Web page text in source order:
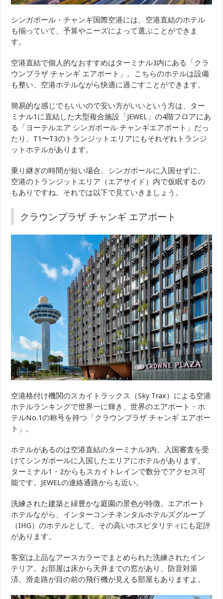
シンガポール・チャンギ国際空港には、空港直結のホテル
も揃っていて、予算やニーズによって選ぶことができま
す。
空港直結で個人的なおすすめはターミナル3内にある「クラ
ウンプラザ チャンギ エアポート」。こちらのホテルは設備
も整い、空港ホテルながら快適に過ごすことができます。
簡易的な感じでもいいので安い方がいいという方は、ター
ミナル1に直結した大型複合施設「JEWEL」の4階フロアにあ
る「ヨーテルエア シンガポール チャンギエアポート」だっ
たり、T1〜T3のトランジットエリアにもそれぞれトランジ
ットホテルがあります。
乗り継ぎの時間が短い場合、シンガポールに入国せずに、
空港のトランジットエリア（エアサイド）内で仮眠するの
もありですね。それでは以下で見ていきましょう。
クラウンプラザ チャンギ エアポート
空港格付け機関のスカイトラックス（Sky Trax）による空港
ホテルランキングで世界一に輝き、世界のエアポート・ホ
テルNo.1の称号を持つ「クラウンプラザ チャンギ エアポー
ト」。
ホテルがあるのは空港直結のターミナル3内。入国審査を受
けてシンガポールに入国したエリアにホテルがあります。
ターミナル1・2からもスカイトレインで数分でアクセス可
能です。JEWELの連絡通路からも近い。
洗練された建築と緑豊かな庭園の景色が特徴。エアポート
ホテルながら、インターコンチネンタルホテルズグループ
（IHG）のホテルとして、その高いホスピタリティにも定評
があります。
客室は上品なアースカラーでまとめられた洗練されたイン
テリア。お部屋は床から天井までの窓があり、防音対策
済。滑走路が目の前の飛行機が見える部屋もありますよ。